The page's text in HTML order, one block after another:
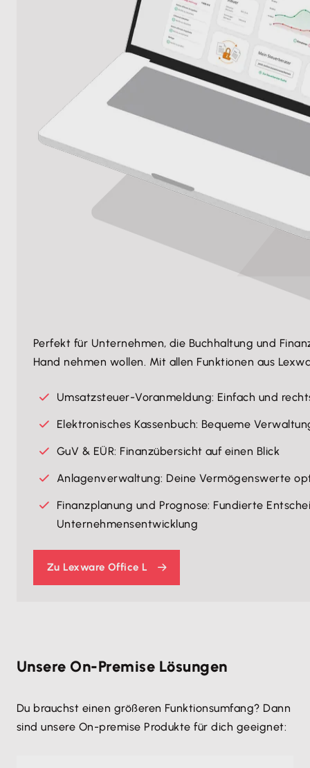
Perfekt für Unternehmen, die Buchhaltung und
Hand nehmen wollen. Mit allen Funktionen aus
Umsatzsteuer-Voranmeldung: Einfach und
Elektronisches Kassenbuch: Bequeme
GuV & EÜR: Finanzübersicht auf einen Blick
Anlagenverwaltung: Deine Vermögenswerte
Finanzplanung und Prognose: Fundierte
Unternehmensentwicklung
Zu Lexware Office L
Unsere On-Premise Lösungen
Du brauchst einen größeren Funktionsumfang? Dann
sind unsere On-premise Produkte für dich geeignet: